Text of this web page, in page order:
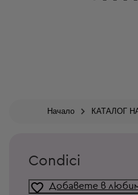
Начало КАТАЛОГ
Condici
Добавете в